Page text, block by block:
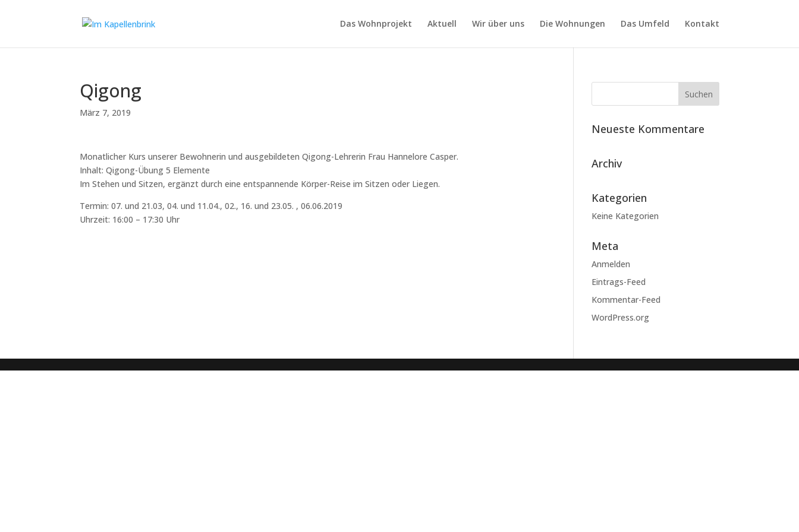
Das Wohnprojekt Aktuell Wir über uns Die Wohnungen Das Umfeld Kontakt
Qigong
März 7, 2019
Monatlicher Kurs unserer Bewohnerin und ausgebildeten Qigong-Lehrerin Frau Hannelore Casper.
Inhalt: Qigong-Übung 5 Elemente
Im Stehen und Sitzen, ergänzt durch eine entspannende Körper-Reise im Sitzen oder Liegen.
Termin: 07. und 21.03, 04. und 11.04., 02., 16. und 23.05. , 06.06.2019
Uhrzeit: 16:00 – 17:30 Uhr
Neueste Kommentare
Archiv
Kategorien
Keine Kategorien
Meta
Anmelden
Eintrags-Feed
Kommentar-Feed
WordPress.org